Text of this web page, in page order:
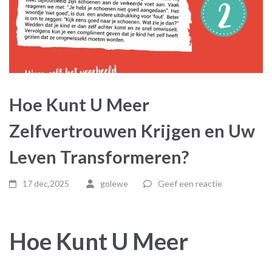
Hoe Kunt U Meer
Zelfvertrouwen Krijgen en Uw
Leven Transformeren?
17 dec,2025 golewe Geef een reactie
Hoe Kunt U Meer